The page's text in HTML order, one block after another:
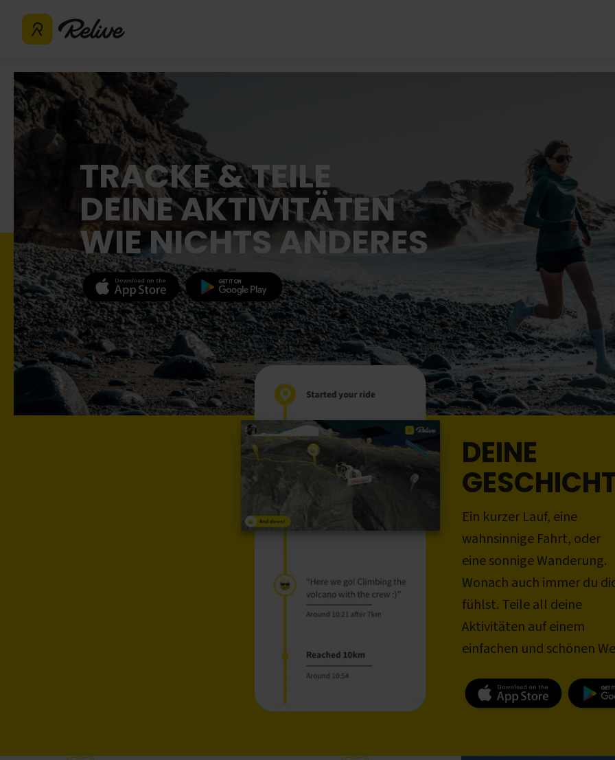
TRACKE & TEILE
DEINE AKTIVITÄTEN
WIE NICHTS ANDERES
DEINE
Ein kurzer Lauf, eine
wahnsinnige Fahrt, oder
eine sonnige Wanderung.
Wonach auch immer du
fühlst. Teile all deine
Aktivitäten auf einem
einfachen und schönen